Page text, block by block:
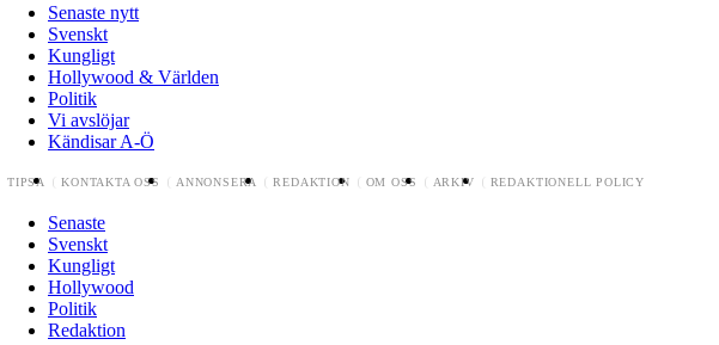
Senaste nytt
Svenskt
Kungligt
Hollywood & Världen
Politik
Vi avslöjar
Kändisar A-Ö
TIPSA KONTAKTA OSS ANNONSERA REDAKTION OM OSS ARKIV REDAKTIONELL POLICY
Senaste
Svenskt
Kungligt
Hollywood
Politik
Redaktion